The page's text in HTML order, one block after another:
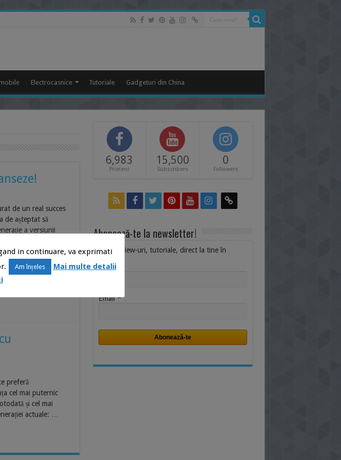
Electrocasnice Tutoriale Gadgeturi din China
de un real succes
de așteptat să
a versiunii
să lanseze iPhone
viitor.
se va numi iPhone
preferă
cel mai puternic
și cel mai
actuale: …
6,983
Prieteni
15,500
Subscribers
0
Followers
Abonează-te la newsletter!
Știri, review-uri, tutoriale, direct la tine în
Nume
Email*
in continuare, va exprimati
Am înțeles
Mai multe detalii